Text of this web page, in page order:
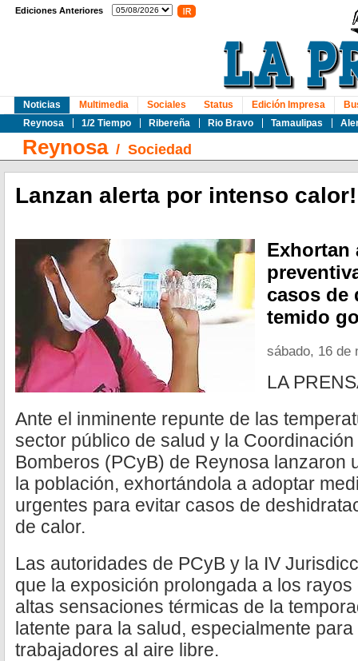
Ediciones Anteriores
Noticias
Reynosa
1/2 Tiempo Ribereña Rio Bravo Tamaulipas
Multimedia Sociales Status Edición Impresa
Reynosa/ Sociedad
Lanzan alerta por intenso
Exhortan
casos de
temido
sábado, 16 de
LA
Ante el inminente repunte de las
sector público de salud y la
Bomberos (PCyB) de Reynosa lanzaron
la población, exhortándola a adoptar
urgentes para evitar casos de
de calor.
Las autoridades de PCyB y la IV
que la exposición prolongada a los
altas sensaciones térmicas de la
latente para la salud, especialmente
trabajadores al aire libre.